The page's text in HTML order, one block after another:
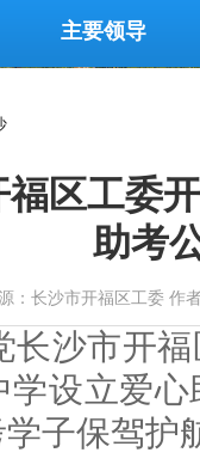
主要领导
区工委
助考
：长沙市开福区工委 作
长沙市开
学设立爱
子保驾护